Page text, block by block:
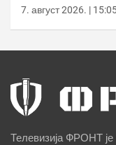
7. август 2026. |
Телевизија ФРОНТ је